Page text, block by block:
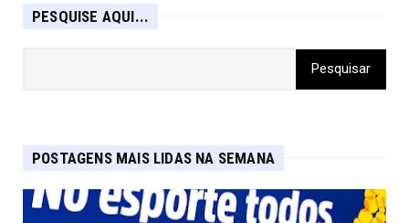
PESQUISE AQUI...
POSTAGENS MAIS LIDAS NA SEMANA